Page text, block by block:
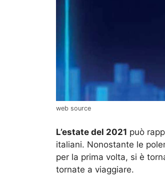
web source
L’estate del 2021 può
italiani. Nonostante le
per la prima volta, si è
tornate a viaggiare.